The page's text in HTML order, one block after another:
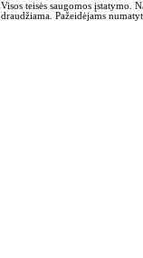
Visos teisės saugomos įstatymo.
draudžiama. Pažeidėjams